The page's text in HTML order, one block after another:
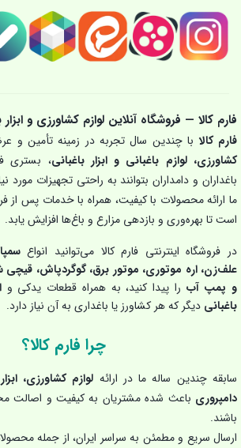
فارم کالا — فروشگاه آنلاین لوازم کشاورزی و ابزار
فارم کالا با چندین سال تجربه در زمینه تأمین و
کشاورزی، لوازم باغبانی و ابزار باغبانی، بستری
باغداران و دامداران بتوانند به راحتی تجهیزات مورد
ما ارائه محصولات با کیفیت، همراه با خدمات پس
است تا بهره‌وری و بازدهی مزارع و باغ‌ها افزایش یابد.
در فروشگاه اینترنتی فارم کالا می‌توانید انواع
علف‌زن، اره موتوری، موتور برق، گوگردپاش،
و پمپ آب را پیدا کنید، به همراه قطعات یدکی و
باغبانی دیگر که هر کشاورز یا باغداری به آن نیاز دارد.
چرا فارم کالا؟
سابقه چندین ساله ما در ارائه لوازم کشاورزی،
دامپروری باعث شده مشتریان به کیفیت و اصالت
باشند.
ارسال سریع و مطمئن به سراسر ایران، از جمله